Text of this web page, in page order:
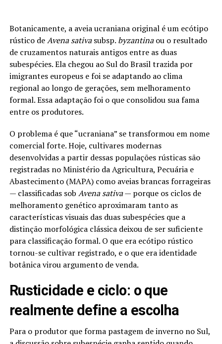
Botanicamente, a aveia ucraniana original é um ecótipo
rústico deAvena sativasubsp. byzantinaou o resultado
de cruzamentos naturais antigos entre as duas
subespécies. Ela chegou ao Sul do Brasil trazida por
imigrantes europeus e foi se adaptando ao clima
regional ao longo de gerações, sem melhoramento
formal. Essa adaptação foi o que consolidou sua fama
entre os produtores.
O problema é que “ucraniana” se transformou em nome
comercial forte. Hoje, cultivares modernas
desenvolvidas a partir dessas populações rústicas são
registradas no Ministério da Agricultura, Pecuária e
Abastecimento (MAPA) como aveias brancas forrageiras
— classificadas sob Avena sativa— porque os ciclos de
melhoramento genético aproximaram tanto as
características visuais das duas subespécies que a
distinção morfológica clássica deixou de ser suficiente
para classificação formal. O que era ecótipo rústico
tornou-se cultivar registrado, e o que era identidade
botânica virou argumento de venda.
Rusticidade e ciclo: o que
realmente define a escolha
Para o produtor que forma pastagem de inverno no Sul,